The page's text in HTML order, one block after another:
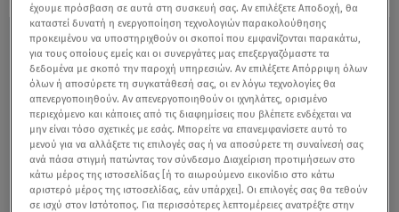
έχουμε πρόσβαση σε αυτά στη συσκευή σας. Αν επιλέξετε Αποδοχή, θα
καταστεί δυνατή η ενεργοποίηση τεχνολογιών παρακολούθησης
προκειμένου να υποστηριχθούν οι σκοποί που εμφανίζονται παρακάτω,
για τους οποίους εμείς και οι συνεργάτες μας επεξεργαζόμαστε τα
δεδομένα με σκοπό την παροχή υπηρεσιών. Αν επιλέξετε Απόρριψη όλων
όλων ή αποσύρετε τη συγκατάθεσή σας, οι εν λόγω τεχνολογίες θα
απενεργοποιηθούν. Αν απενεργοποιηθούν οι ιχνηλάτες, ορισμένο
περιεχόμενο και κάποιες από τις διαφημίσεις που βλέπετε ενδέχεται να
μην είναι τόσο σχετικές με εσάς. Μπορείτε να επανεμφανίσετε αυτό το
μενού για να αλλάξετε τις επιλογές σας ή να αποσύρετε τη συναίνεσή σας
ανά πάσα στιγμή πατώντας τον σύνδεσμο Διαχείριση προτιμήσεων στο
κάτω μέρος της ιστοσελίδας [ή το αιωρούμενο εικονίδιο στο κάτω
αριστερό μέρος της ιστοσελίδας, εάν υπάρχει]. Οι επιλογές σας θα τεθούν
σε ισχύ στον Ιστότοπος. Για περισσότερες λεπτομέρειες ανατρέξτε στην